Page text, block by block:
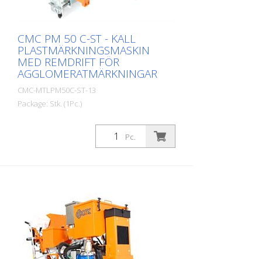
CMC PM 50 C-ST - KALL
PLASTMÄRKNINGSMASKIN
MED REMDRIFT FÖR
AGGLOMERATMÄRKNINGAR
CMC-MTLPM50C-ST-13
Package: Stk. (1Pc.)
Pc.